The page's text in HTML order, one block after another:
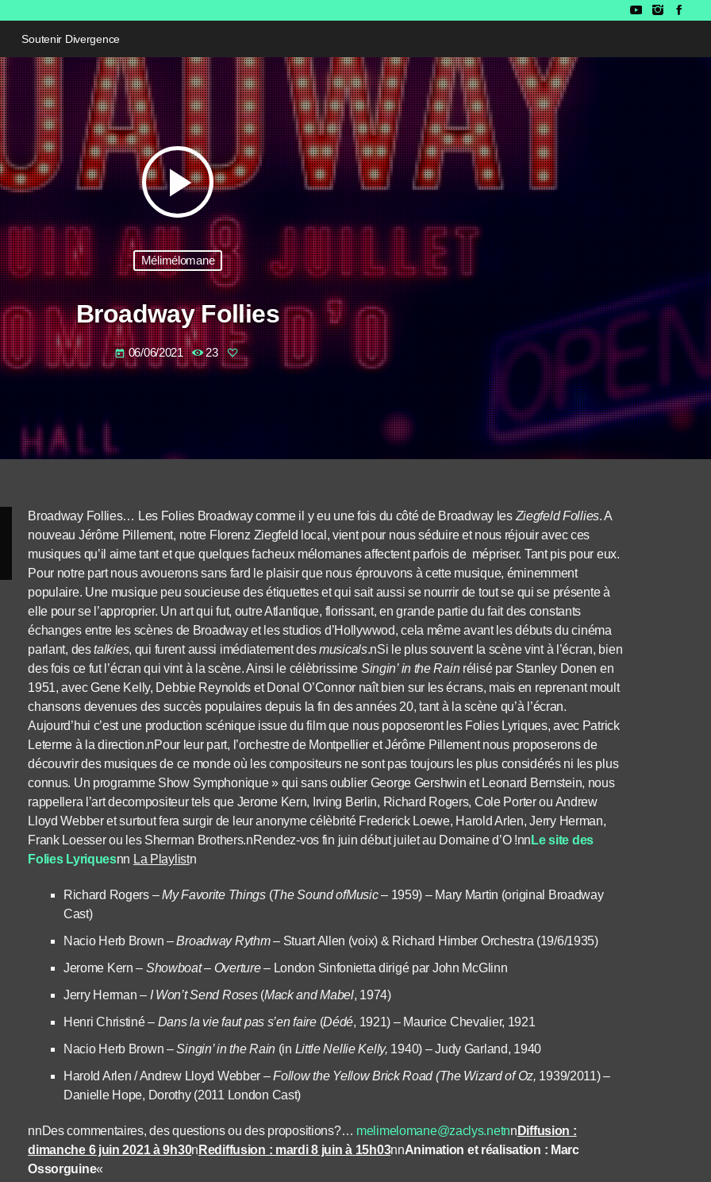
Soutenir Divergence
play_arrow
Mélimélomane
Broadway Follies
today 06/06/2021 23
Broadway Follies… Les Folies Broadway comme il y eu une fois du côté de Broadway les Ziegfeld Follies. A
nouveau Jérôme Pillement, notre Florenz Ziegfeld local, vient pour nous séduire et nous réjouir avec ces
musiques qu’il aime tant et que quelques facheux mélomanes affectent parfois de mépriser. Tant pis pour eux.
Pour notre part nous avouerons sans fard le plaisir que nous éprouvons à cette musique, éminemment
populaire. Une musique peu soucieuse des étiquettes et qui sait aussi se nourrir de tout se qui se présente à
elle pour se l’approprier. Un art qui fut, outre Atlantique, florissant, en grande partie du fait des constants
échanges entre les scènes de Broadway et les studios d’Hollywwod, cela même avant les débuts du cinéma
parlant, destalkies, qui furent aussi imédiatement desmusicals.nSi le plus souvent la scène vint à l’écran, bien
des fois ce fut l’écran qui vint à la scène. Ainsi le célèbrissime Singin’ in the Rainrélisé par Stanley Donen en
1951, avec Gene Kelly, Debbie Reynolds et Donal O’Connor naît bien sur les écrans, mais en reprenant moult
chansons devenues des succès populaires depuis la fin des années 20, tant à la scène qu’à l’écran.
Aujourd’hui c’est une production scénique issue du film que nous poposeront les Folies Lyriques, avec Patrick
Leterme à la direction.nPour leur part, l’orchestre de Montpellier et Jérôme Pillement nous proposerons de
découvrir des musiques de ce monde où les compositeurs ne sont pas toujours les plus considérés ni les plus
connus. Un programme Show Symphonique » qui sans oublier George Gershwin et Leonard Bernstein, nous
rappellera l’art decompositeur tels que Jerome Kern, Irving Berlin, Richard Rogers, Cole Porter ou Andrew
Lloyd Webber et surtout fera surgir de leur anonyme célèbrité Frederick Loewe, Harold Arlen, Jerry Herman,
Frank Loesser ou les Sherman Brothers.nRendez-vos fin juin début juilet au Domaine d’O !nn Le site des
Folies Lyriquesnn La Playlistn
Richard Rogers –My Favorite Things(The Sound ofMusic– 1959) – Mary Martin (original Broadway
Cast)
Nacio Herb Brown –Broadway Rythm– Stuart Allen (voix) & Richard Himber Orchestra (19/6/1935)
Jerome Kern – Showboat – Overture– London Sinfonietta dirigé par John McGlinn
Jerry Herman – I Won’t Send Roses(Mack and Mabel, 1974)
Henri Christiné – Dans la vie faut pas s’en faire (Dédé, 1921) – Maurice Chevalier, 1921
Nacio Herb Brown –Singin’ in the Rain(in Little Nellie Kelly, 1940) – Judy Garland, 1940
Harold Arlen / Andrew Lloyd Webber – Follow the Yellow Brick Road (The Wizard of Oz, 1939/2011) –
Danielle Hope, Dorothy (2011 London Cast)
nnDes commentaires, des questions ou des propositions?… melimelomane@zaclys.netnn Diffusion :
dimanche 6 juin 2021 à 9h30n Rediffusion : mardi 8 juin à 15h03nnAnimation et réalisation : Marc
Ossorguine«